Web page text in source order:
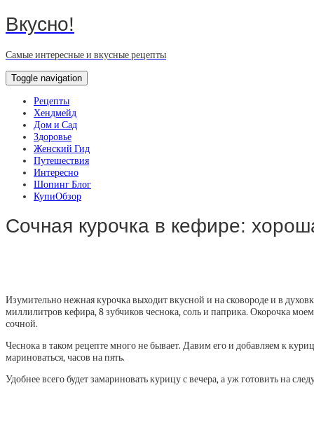
Вкусно!
Самые интересные и вкусные рецепты
Toggle navigation
Рецепты
Хендмейд
Дом и Сад
Здоровье
Женский Гид
Путешествия
Интересно
Шопинг Блог
КупиОбзор
Сочная курочка в кефире:
Изумительно нежная курочка выходит вкусной и на сковороде и в
миллилитров кефира, 8 зубчиков чеснока, соль и паприка. Окорочка
сочной.
Чеснока в таком рецепте много не бывает. Давим его и добавляем к
мариноваться, часов на пять.
Удобнее всего будет замариновать курицу с вечера, а уж готовить на